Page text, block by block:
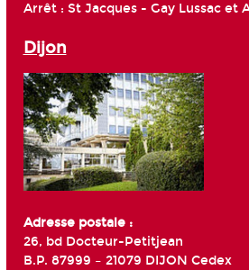
Arrêt : St Jacques - Gay Lussac et
Dijon
Adresse postale :
26, bd Docteur-Petitjean
B.P. 87999 – 21079 DIJON Cedex